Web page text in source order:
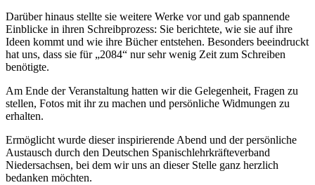
Darüber hinaus stellte sie weitere Werke vor und gab spannende
Einblicke in ihren Schreibprozess: Sie berichtete, wie sie auf ihre
Ideen kommt und wie ihre Bücher entstehen. Besonders beeindruckt
hat uns, dass sie für „2084“ nur sehr wenig Zeit zum Schreiben
benötigte.
Am Ende der Veranstaltung hatten wir die Gelegenheit, Fragen zu
stellen, Fotos mit ihr zu machen und persönliche Widmungen zu
erhalten.
Ermöglicht wurde dieser inspirierende Abend und der persönliche
Austausch durch den Deutschen Spanischlehrkräfteverband
Niedersachsen, bei dem wir uns an dieser Stelle ganz herzlich
bedanken möchten.